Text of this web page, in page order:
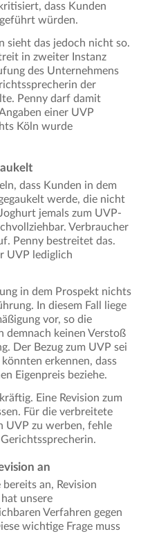
dass Kunden
würden.
sieht das jedoch nicht so.
in zweiter Instanz
des Unternehmens
der
Penny darf damit
einer UVP
Köln wurde
dass Kunden in dem
werde, die nicht
jemals zum UVP-
Verbraucher
Penny bestreitet das.
UVP lediglich
in dem Prospekt nichts
In diesem Fall liege
vor, so die
demnach keinen Verstoß
Der Bezug zum UVP sei
erkennen, dass
Eigenpreis beziehe.
Eine Revision zum
Für die verbreitete
UVP zu werben, fehle
an
an, Revision
unsere
Verfahren gegen
wichtige Frage muss